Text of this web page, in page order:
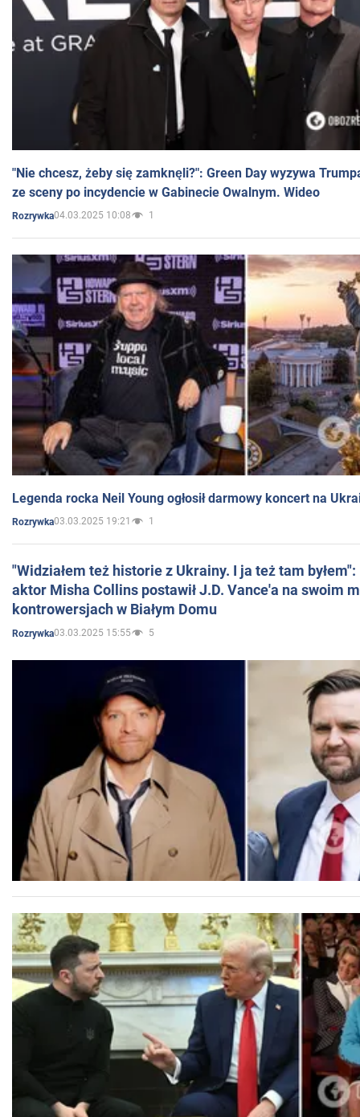
"Nie chcesz, żeby się zamknęli?": Green Day wyzywa
ze sceny po incydencie w Gabinecie Owalnym. Wideo
Rozrywka04.03.2025 10:08 1
Legenda rocka Neil Young ogłosił darmowy koncert na
Rozrywka03.03.2025 19:21 1
"Widziałem też historie z Ukrainy. I ja też tam
aktor Misha Collins postawił J.D. Vance'a na swoim
kontrowersjach w Białym Domu
Rozrywka03.03.2025 15:55 5